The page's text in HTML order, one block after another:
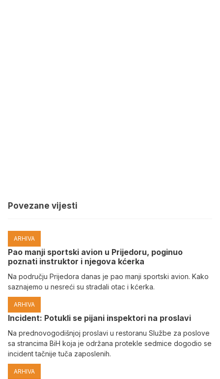
Povezane vijesti
ARHIVA
Pao manji sportski avion u Prijedoru, poginuo
poznati instruktor i njegova kćerka
Na području Prijedora danas je pao manji sportski avion. Kako
saznajemo u nesreći su stradali otac i kćerka.
ARHIVA
Incident: Potukli se pijani inspektori na proslavi
Na prednovogodišnjoj proslavi u restoranu Službe za poslove
sa strancima BiH koja je održana protekle sedmice dogodio se
incident tačnije tuča zaposlenih.
ARHIVA